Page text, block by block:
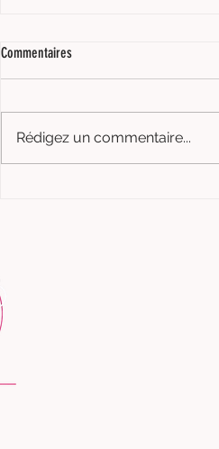
Commentaires
Rédigez un commentaire...